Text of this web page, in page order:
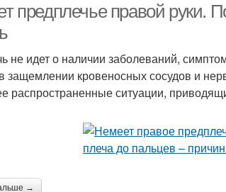
предплечье правой руки.
не идет о наличии заболеваний,
в защемлении кровеносных сосудов и
распространенные ситуации,
→